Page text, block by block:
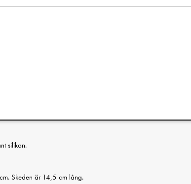
kan värma mat i micron direkt i skålen och
hur många gånger skålen bankas, tappas eller till
krossas eller bli kantstött. Skeden är mjukt
formen på skålens sidor hjälper ditt barn
på skålens undersida fäster fast den
måltiden. Tål uppvärmning i micro samt
med vakuum på släta bordsytor, vilket gör att
silikon.
Skeden är 14,5 cm lång.